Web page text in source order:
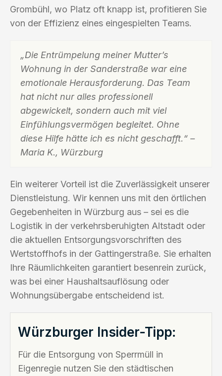
Grombühl, wo Platz oft knapp ist, profitieren Sie
von der Effizienz eines eingespielten Teams.
„Die Entrümpelung meiner Mutter’s
Wohnung in der Sanderstraße war eine
emotionale Herausforderung. Das Team
hat nicht nur alles professionell
abgewickelt, sondern auch mit viel
Einfühlungsvermögen begleitet. Ohne
diese Hilfe hätte ich es nicht geschafft.“ –
Maria K., Würzburg
Ein weiterer Vorteil ist die Zuverlässigkeit unserer
Dienstleistung. Wir kennen uns mit den örtlichen
Gegebenheiten in Würzburg aus – sei es die
Logistik in der verkehrsberuhigten Altstadt oder
die aktuellen Entsorgungsvorschriften des
Wertstoffhofs in der Gattingerstraße. Sie erhalten
Ihre Räumlichkeiten garantiert besenrein zurück,
was bei einer Haushaltsauflösung oder
Wohnungsübergabe entscheidend ist.
Würzburger Insider-Tipp:
Für die Entsorgung von Sperrmüll in
Eigenregie nutzen Sie den städtischen